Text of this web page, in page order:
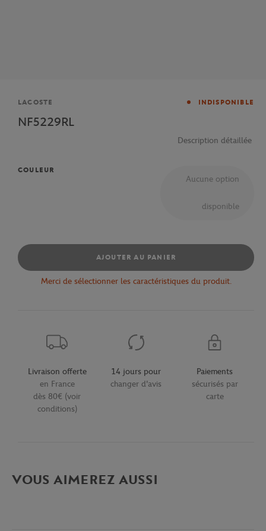
Marque
LACOSTE INDISPONIBLE
NF5229RL
Description détaillée
COULEUR
Aucune option
disponible
AJOUTER AU PANIER
Merci de sélectionner les caractéristiques du produit.
Livraison offerte
en France
dès 80€ (voir
conditions)
14 jours pour
changer d'avis
Paiements
sécurisés par
carte
VOUS AIMEREZ AUSSI